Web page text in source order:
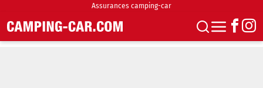
Assurances camping-car